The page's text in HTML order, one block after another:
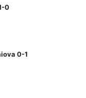
0
0-1